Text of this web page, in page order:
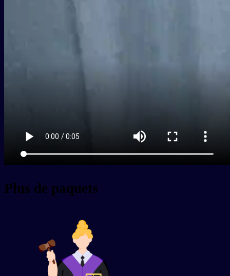
Plus de paquets